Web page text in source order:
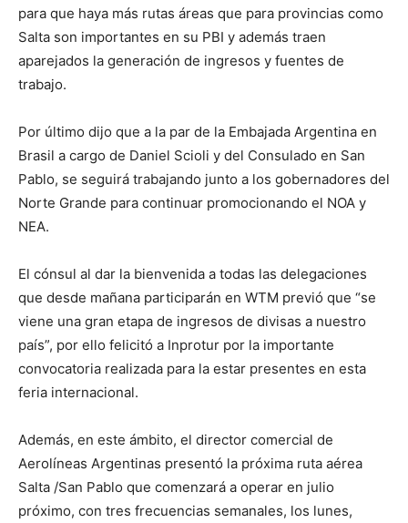
para que haya más rutas áreas que para provincias como
Salta son importantes en su PBI y además traen
aparejados la generación de ingresos y fuentes de
trabajo.
Por último dijo que a la par de la Embajada Argentina en
Brasil a cargo de Daniel Scioli y del Consulado en San
Pablo, se seguirá trabajando junto a los gobernadores del
Norte Grande para continuar promocionando el NOA y
NEA.
El cónsul al dar la bienvenida a todas las delegaciones
que desde mañana participarán en WTM previó que “se
viene una gran etapa de ingresos de divisas a nuestro
país”, por ello felicitó a Inprotur por la importante
convocatoria realizada para la estar presentes en esta
feria internacional.
Además, en este ámbito, el director comercial de
Aerolíneas Argentinas presentó la próxima ruta aérea
Salta /San Pablo que comenzará a operar en julio
próximo, con tres frecuencias semanales, los lunes,